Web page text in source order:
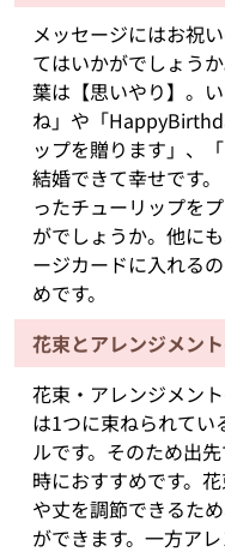
メッセージにはお祝
てはいかがでしょう
葉は【思いやり】。
ね」や「
ップを贈ります」、
結婚できて幸せです
ったチューリップを
がでしょうか。他に
ージカードに入れる
めです。
花束とアレンジメン
花束・アレンジメン
は1つに束ねられてい
ルです。そのため出
時におすすめです。
や丈を調節できるた
ができます。一方ア